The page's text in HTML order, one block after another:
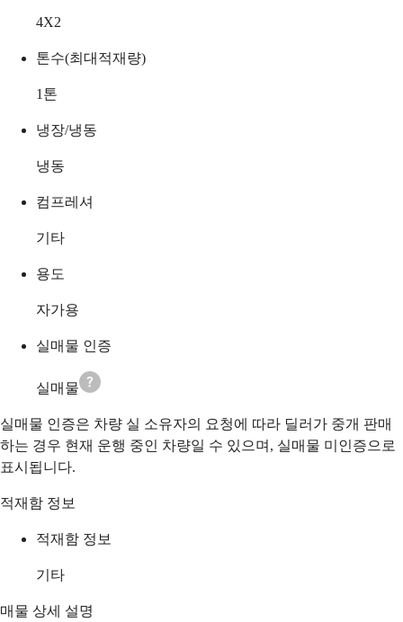
4X2
톤수(최대적재량)
1 톤
냉장/냉동
냉동
컴프레셔
기타
용도
자가용
실매물 인증
실매물
실매물 인증은 차량 실 소유자의 요청에 따라 딜러가 중개 판매
하는 경우 현재 운행 중인 차량일 수 있으며, 실매물 미인증으로
표시됩니다.
적재함 정보
적재함 정보
기타
매물 상세 설명